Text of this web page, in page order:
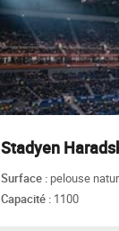
Stadyen
Surface : pelouse
Capacité : 1100